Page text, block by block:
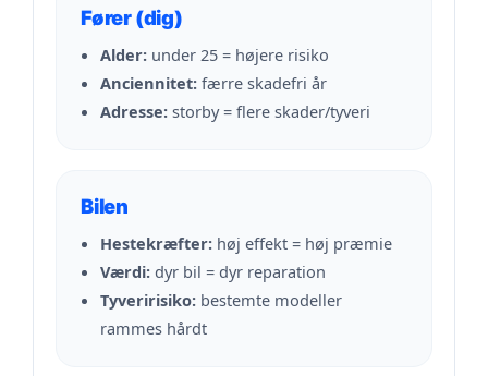
Fører (dig)
Alder: under 25 = højere risiko
Anciennitet: færre skadefri år
Adresse: storby = flere skader/tyveri
Bilen
Hestekræfter: høj effekt = høj præmie
Værdi: dyr bil = dyr reparation
Tyveririsiko: bestemte modeller
rammes hårdt